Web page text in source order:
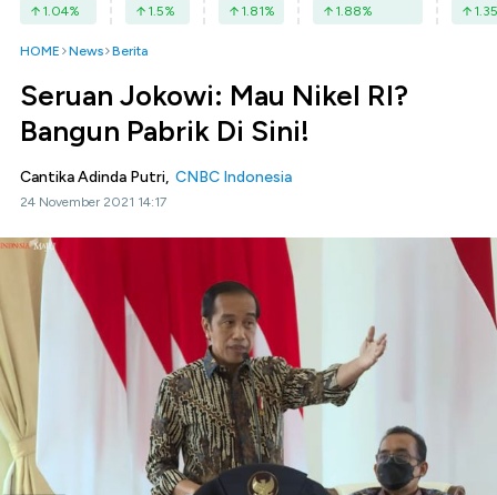
1.04% 1.5% 1.81% 1.88% 1.35
HOME News Berita
Seruan Jokowi: Mau Nikel RI?
Bangun Pabrik Di Sini!
Cantika Adinda Putri, CNBC Indonesia
24 November 2021 14:17